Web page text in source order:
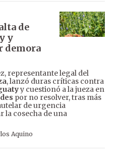
de
y
demora
representante legal del
, lanzó duras críticas contra
y cuestionó a la jueza en
por no resolver, tras más
de urgencia
la cosecha de una
Aquino